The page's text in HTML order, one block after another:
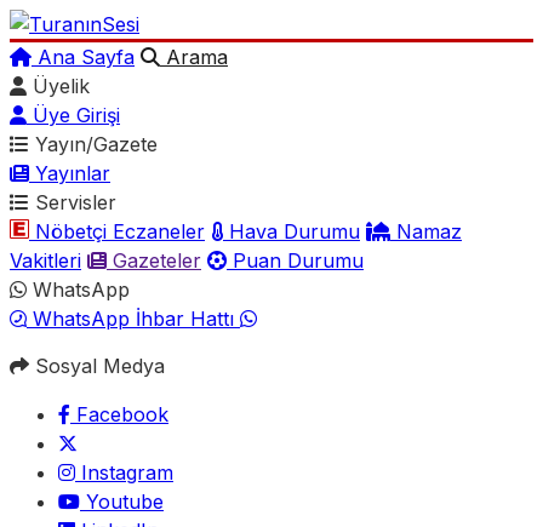
Ana Sayfa
Arama
Üyelik
Üye Girişi
Yayın/Gazete
Yayınlar
Servisler
Nöbetçi Eczaneler
Hava Durumu
Namaz
Vakitleri
Gazeteler
Puan Durumu
WhatsApp
WhatsApp İhbar Hattı
Sosyal Medya
Facebook
Instagram
Youtube